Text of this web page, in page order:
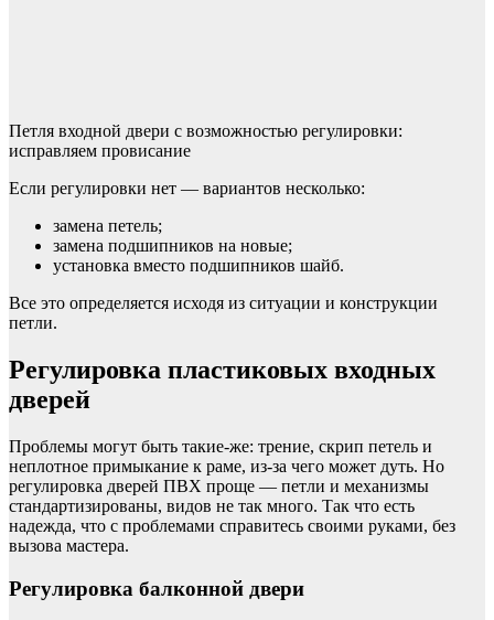
Петля входной двери с возможностью регулировки:
исправляем провисание
Если регулировки нет — вариантов несколько:
замена петель;
замена подшипников на новые;
установка вместо подшипников шайб.
Все это определяется исходя из ситуации и конструкции
петли.
Регулировка пластиковых входных
дверей
Проблемы могут быть такие-же: трение, скрип петель и
неплотное примыкание к раме, из-за чего может дуть. Но
регулировка дверей ПВХ проще — петли и механизмы
стандартизированы, видов не так много. Так что есть
надежда, что с проблемами справитесь своими руками, без
вызова мастера.
Регулировка балконной двери